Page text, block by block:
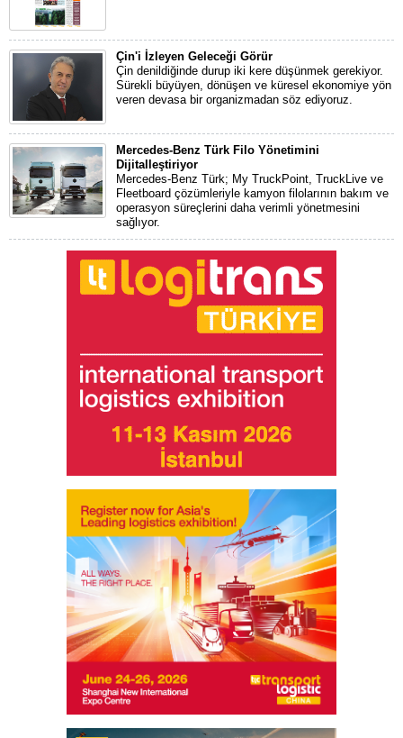
Çin'i İzleyen Geleceği Görür
Çin denildiğinde durup iki kere düşünmek gerekiyor.
Sürekli büyüyen, dönüşen ve küresel ekonomiye yön
veren devasa bir organizmadan söz ediyoruz.
Mercedes-Benz Türk Filo Yönetimini
Dijitalleştiriyor
Mercedes-Benz Türk; My TruckPoint, TruckLive ve
Fleetboard çözümleriyle kamyon filolarının bakım ve
operasyon süreçlerini daha verimli yönetmesini
sağlıyor.